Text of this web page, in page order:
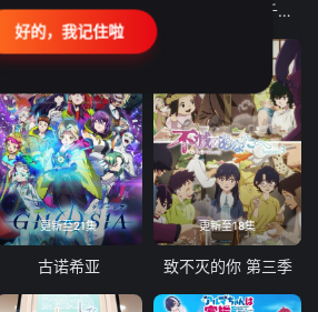
东京猫猫 NEW～♡ 弹珠汽水瓶里的千岁同学
更新至21集
古诺希亚
更新至18集
致不灭的你 第三季
好的，我记住啦